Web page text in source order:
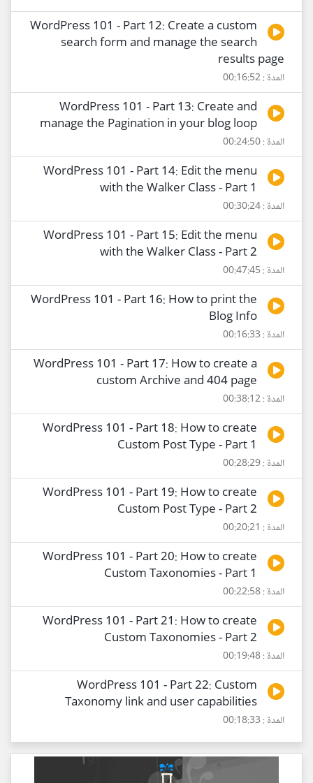
WordPress 101 - Part 12: Create a custom
search form and manage the search
results page
المدة : 00:16:52
WordPress 101 - Part 13: Create and
manage the Pagination in your blog loop
المدة : 00:24:50
WordPress 101 - Part 14: Edit the menu
with the Walker Class - Part 1
المدة : 00:30:24
WordPress 101 - Part 15: Edit the menu
with the Walker Class - Part 2
المدة : 00:47:45
WordPress 101 - Part 16: How to print the
Blog Info
المدة : 00:16:33
WordPress 101 - Part 17: How to create a
custom Archive and 404 page
المدة : 00:38:12
WordPress 101 - Part 18: How to create
Custom Post Type - Part 1
المدة : 00:28:29
WordPress 101 - Part 19: How to create
Custom Post Type - Part 2
المدة : 00:20:21
WordPress 101 - Part 20: How to create
Custom Taxonomies - Part 1
المدة : 00:22:58
WordPress 101 - Part 21: How to create
Custom Taxonomies - Part 2
المدة : 00:19:48
WordPress 101 - Part 22: Custom
Taxonomy link and user capabilities
المدة : 00:18:33